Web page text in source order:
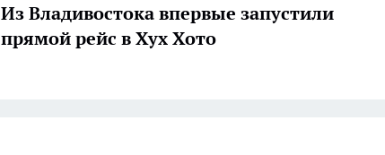
Из Владивостока впервые запустили
прямой рейс в Хух Хото